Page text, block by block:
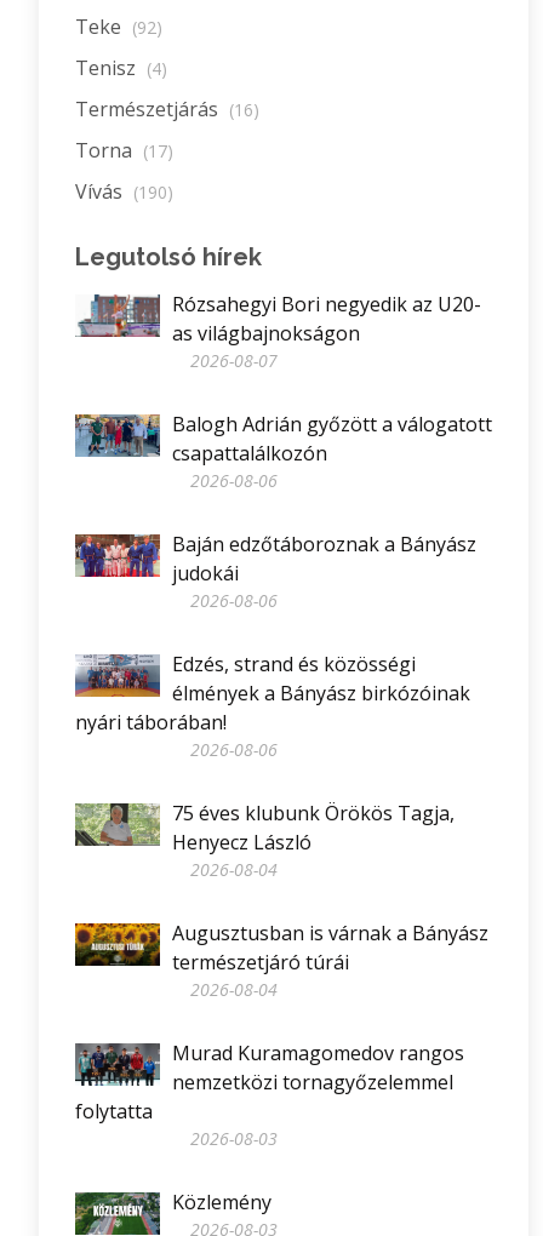
Teke (92)
Tenisz (4)
Természetjárás (16)
Torna (17)
Vívás (190)
Legutolsó hírek
Rózsahegyi Bori negyedik az U20-
as világbajnokságon
2026-08-07
Balogh Adrián győzött a válogatott
csapattalálkozón
2026-08-06
Baján edzőtáboroznak a Bányász
judokái
2026-08-06
Edzés, strand és közösségi
élmények a Bányász birkózóinak
nyári táborában!
2026-08-06
75 éves klubunk Örökös Tagja,
Henyecz László
2026-08-04
Augusztusban is várnak a Bányász
természetjáró túrái
2026-08-04
Murad Kuramagomedov rangos
nemzetközi tornagyőzelemmel
folytatta
2026-08-03
Közlemény
2026-08-03